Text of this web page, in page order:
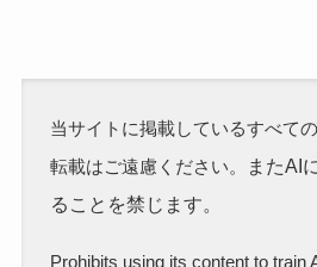
当サイトに掲載しているすべて
転載はご遠慮ください。
またAI
ることを禁じます。
Prohibits using its content to train